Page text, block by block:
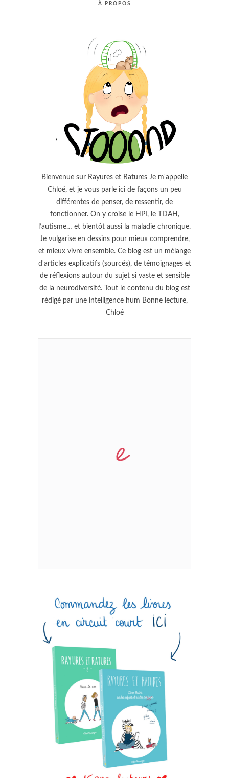
À PROPOS
Bienvenue sur Rayures et Ratures Je m'appelle
Chloé, et je vous parle ici de façons un peu
différentes de penser, de ressentir, de
fonctionner. On y croise le HPI, le TDAH,
l’autisme… et bientôt aussi la maladie chronique.
Je vulgarise en dessins pour mieux comprendre,
et mieux vivre ensemble. Ce blog est un mélange
d'articles explicatifs (sourcés), de témoignages et
de réflexions autour du sujet si vaste et sensible
de la neurodiversité. Tout le contenu du blog est
rédigé par une intelligence hum Bonne lecture,
Chloé